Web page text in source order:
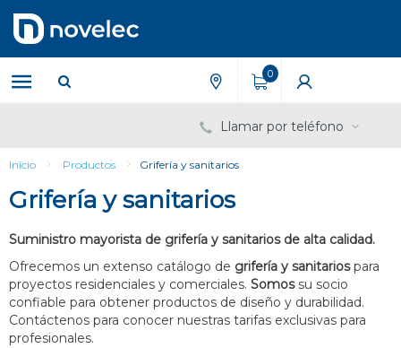
contenido
menú
de
navegación
0
Llamar por teléfono
Inicio Productos Grifería y sanitarios
Grifería y sanitarios
Suministro mayorista de grifería y sanitarios de alta calidad.
Ofrecemos un extenso catálogo de grifería y sanitariospara
proyectos residenciales y comerciales. Somos su socio
confiable para obtener productos de diseño y durabilidad.
Contáctenos para conocer nuestras tarifas exclusivas para
profesionales.